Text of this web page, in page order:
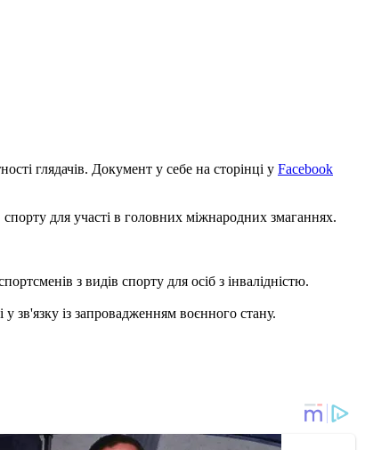
глядачів. Документ у себе на сторінці у Facebook
для участі в головних міжнародних змаганнях.
з видів спорту для осіб з інвалідністю.
зв'язку із запровадженням воєнного стану.